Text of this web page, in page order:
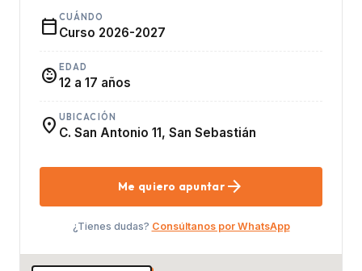
calendar_today CUÁNDO
Curso 2026-2027
child_care EDAD
12 a 17 años
location_on UBICACIÓN
C. San Antonio 11, San Sebastián
Me quiero apuntararrow_forward
¿Tienes dudas? Consúltanos por WhatsApp